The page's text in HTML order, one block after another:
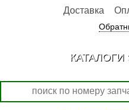
Доставка